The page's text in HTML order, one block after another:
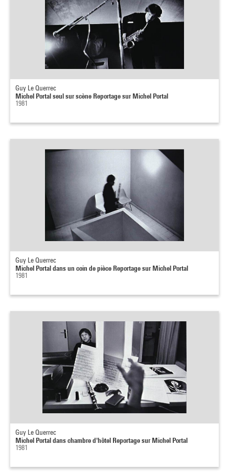
Guy Le Querrec
Michel Portal seul sur scène Reportage sur Michel Portal
1981
Guy Le Querrec
Michel Portal dans un coin de pièce Reportage sur Michel Portal
1981
Guy Le Querrec
Michel Portal dans chambre d'hôtel Reportage sur Michel Portal
1981